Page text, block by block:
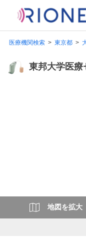
医療機関検索 東京都
東邦大学医療
地図を拡大